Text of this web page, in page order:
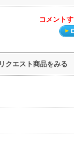
コメント
クエスト商品をみる